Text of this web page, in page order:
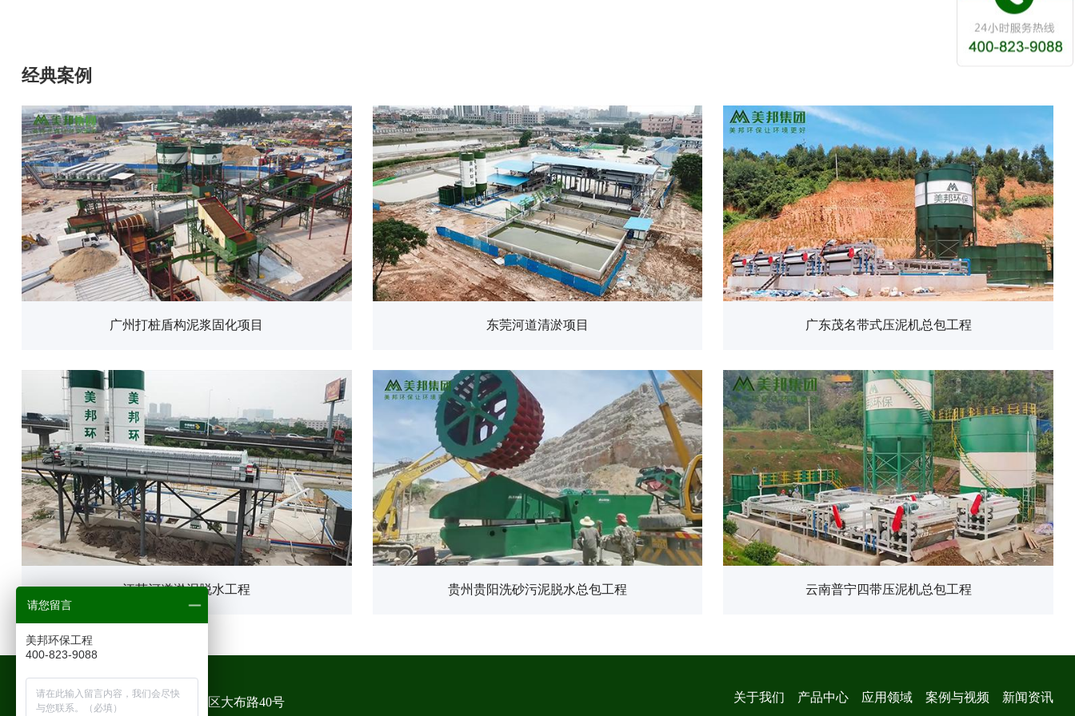
经典案例
广州打桩盾构泥浆固化项目 东莞河道清淤项目 广东茂名带式压泥机总包工程
江苏河道淤泥脱水工程 贵州贵阳洗砂污泥脱水总包工程 云南普宁四带压泥机总包工程
地址：广州市花都区新华工业区大布路40号 关于我们 产品中心 应用领域 案例与视频 新闻资讯
请您留言
美邦环保工程
400-823-9088